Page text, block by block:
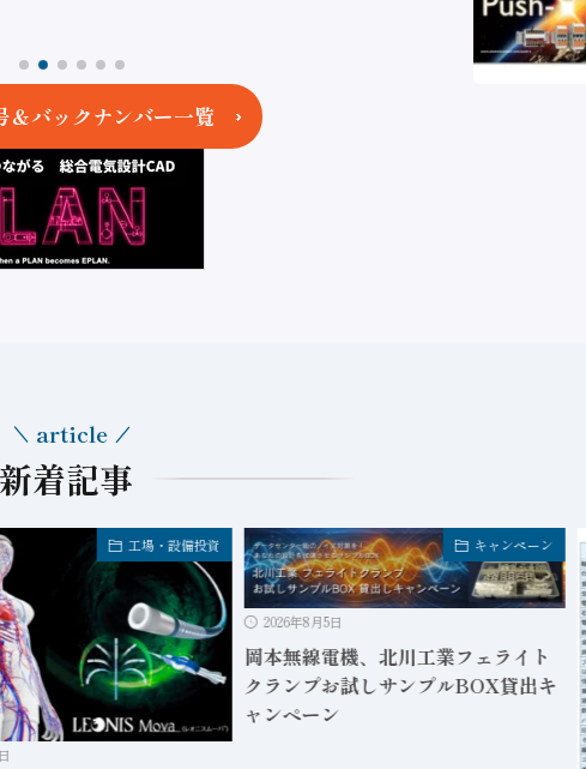
＆バックナンバー一覧
新着記事
article
工場・設備投資 キャンペーン
2026年8月5日
岡本無線電機、北川工業フェライト
クランプお試しサンプルBOX貸出キ
ャンペーン